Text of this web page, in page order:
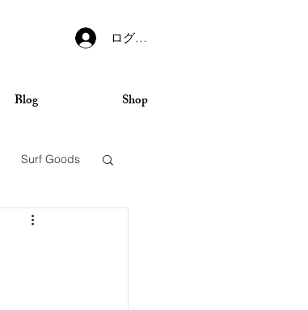
ログイン
Blog Shop
Surf Goods
Sticker